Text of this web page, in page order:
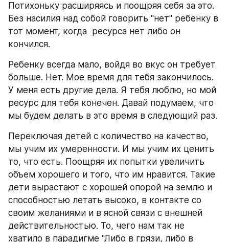
Потихоньку расширяясь и поощряя себя за это.
Без насилия над собой говорить "нет" ребенку в
тот момент, когда  ресурса нет либо он
кончился.
Ребенку всегда мало, войдя во вкус он требует
больше. Нет. Мое время для тебя закончилось.
У меня есть другие дела. Я тебя люблю, но мой
ресурс для тебя конечен. Давай подумаем, что
мы будем делать в это время в следующий раз.
Переключая детей с количество на качество,
мы учим их умеренности. И мы учим их ценить
то, что есть. Поощряя их попытки увеличить
объем хорошего и того, что им нравится. Такие
дети вырастают с хорошей опорой на землю и
способностью летать высоко, в контакте со
своим желаниями и в ясной связи с внешней
действительностью. То, чего нам так не
хватило в парадигме "Либо в грязи, либо в